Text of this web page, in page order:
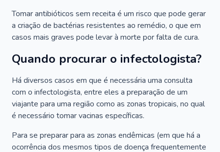
Tomar antibióticos sem receita é um risco que pode gerar
a criação de bactérias resistentes ao remédio, o que em
casos mais graves pode levar à morte por falta de cura.
Quando procurar o infectologista?
Há diversos casos em que é necessária uma consulta
com o infectologista, entre eles a preparação de um
viajante para uma região como as zonas tropicais, no qual
é necessário tomar vacinas específicas.
Para se preparar para as zonas endêmicas (em que há a
ocorrência dos mesmos tipos de doença frequentemente